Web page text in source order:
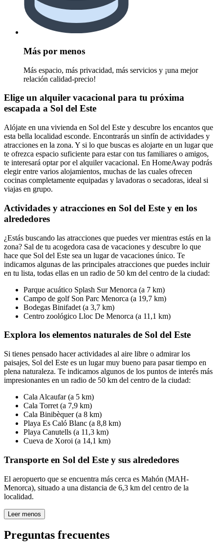
Más por menos
Más espacio, más privacidad, más servicios y ¡una mejor
relación calidad-precio!
Elige un alquiler vacacional para tu próxima
escapada a Sol del Este
Alójate en una vivienda en Sol del Este y descubre los encantos que
esta bella localidad esconde. Encontrarás un sinfín de actividades y
atracciones en la zona. Y si lo que buscas es alojarte en un lugar que
te ofrezca espacio suficiente para estar con tus familiares o amigos,
te interesará optar por el alquiler vacacional. En HomeAway podrás
elegir entre varios alojamientos, muchas de las cuales ofrecen
cocinas completamente equipadas y lavadoras o secadoras, ideal si
viajas en grupo.
Actividades y atracciones en Sol del Este y en los
alrededores
¿Estás buscando las atracciones que puedes ver mientras estás en la
zona? Sal de tu acogedora casa de vacaciones y descubre lo que
hace que Sol del Este sea un lugar de vacaciones único. Te
indicamos algunas de las principales atracciones que puedes incluir
en tu lista, todas ellas en un radio de 50 km del centro de la ciudad:
Parque acuático Splash Sur Menorca (a 7 km)
Campo de golf Son Parc Menorca (a 19,7 km)
Bodegas Binifadet (a 3,7 km)
Centro zoológico Lloc De Menorca (a 11,1 km)
Explora los elementos naturales de Sol del Este
Si tienes pensado hacer actividades al aire libre o admirar los
paisajes, Sol del Este es un lugar muy bueno para pasar tiempo en
plena naturaleza. Te indicamos algunos de los puntos de interés más
impresionantes en un radio de 50 km del centro de la ciudad:
Cala Alcaufar (a 5 km)
Cala Torret (a 7,9 km)
Cala Binibèquer (a 8 km)
Playa Es Caló Blanc (a 8,8 km)
Playa Canutells (a 11,3 km)
Cueva de Xoroi (a 14,1 km)
Transporte en Sol del Este y sus alrededores
El aeropuerto que se encuentra más cerca es Mahón (MAH-
Menorca), situado a una distancia de 6,3 km del centro de la
localidad.
Leer menos
Preguntas frecuentes